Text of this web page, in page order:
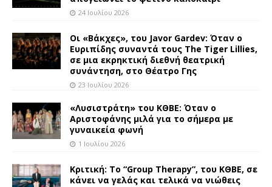
24 Ιουλίου 2026
Οι «Βάκχες», του Javor Gardev: Όταν ο
Ευριπίδης συναντά τους The Tiger Lillies,
σε μια εκρηκτική διεθνή θεατρική
συνάντηση, στο Θέατρο Γης
23 Ιουλίου 2026
«Λυσιστράτη» του ΚΘΒΕ: Όταν ο
Αριστοφάνης μιλά για το σήμερα με
γυναικεία φωνή
1 Ιουλίου 2026
Κριτική: Το “Group Therapy”, του ΚΘΒΕ, σε
κάνει να γελάς και τελικά να νιώθεις